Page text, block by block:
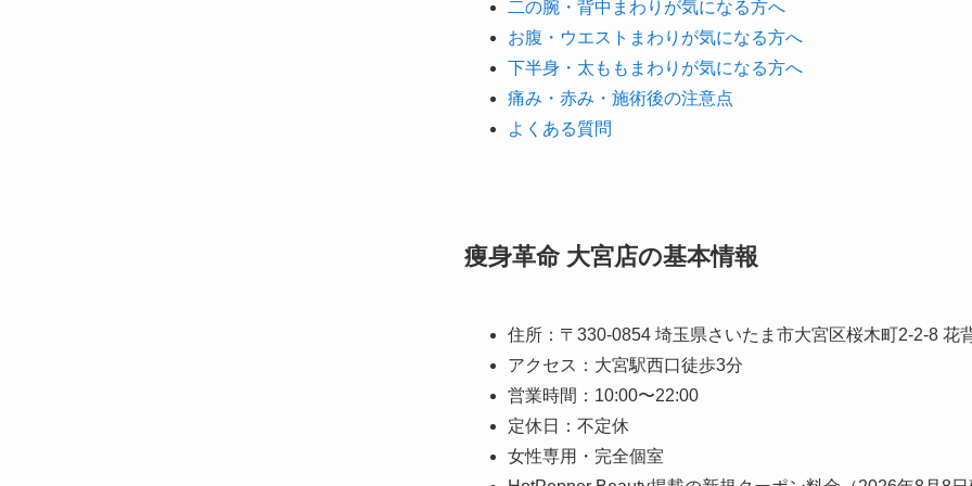
二の腕・背中まわりが気になる方へ
お腹・ウエストまわりが気になる方へ
下半身・太ももまわりが気になる方へ
痛み・赤み・施術後の注意点
よくある質問
痩身革命 大宮店の基本情報
住所：〒330-0854 埼玉県さいたま市大宮区桜木町2-2-8 花
アクセス：大宮駅西口徒歩3分
営業時間：10:00〜22:00
定休日：不定休
女性専用・完全個室